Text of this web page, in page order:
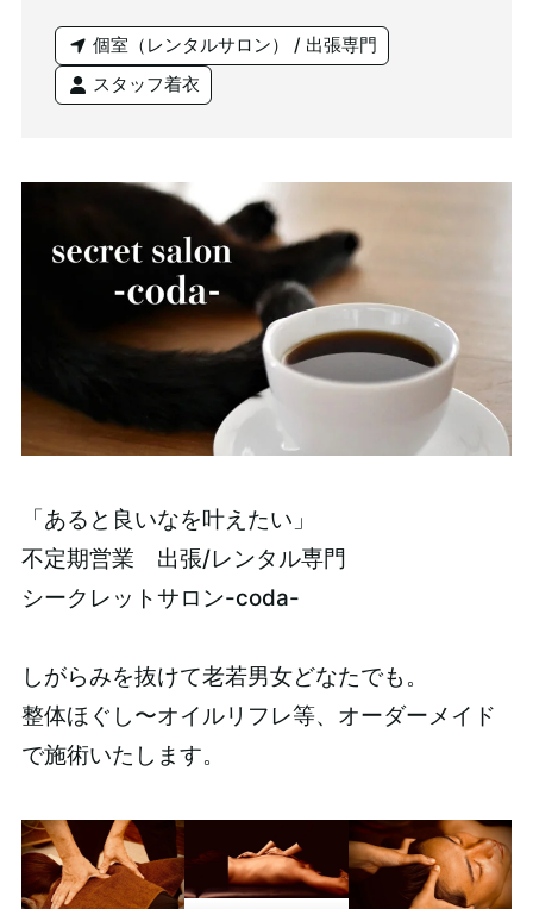
個室（レンタルサロン） / 出張専門
スタッフ着衣
「あると良いなを叶えたい」
不定期営業 出張/レンタル専門
シークレットサロン-coda-
しがらみを抜けて老若男女どなたでも。
整体ほぐし〜オイルリフレ等、オーダーメイド
で施術いたします。